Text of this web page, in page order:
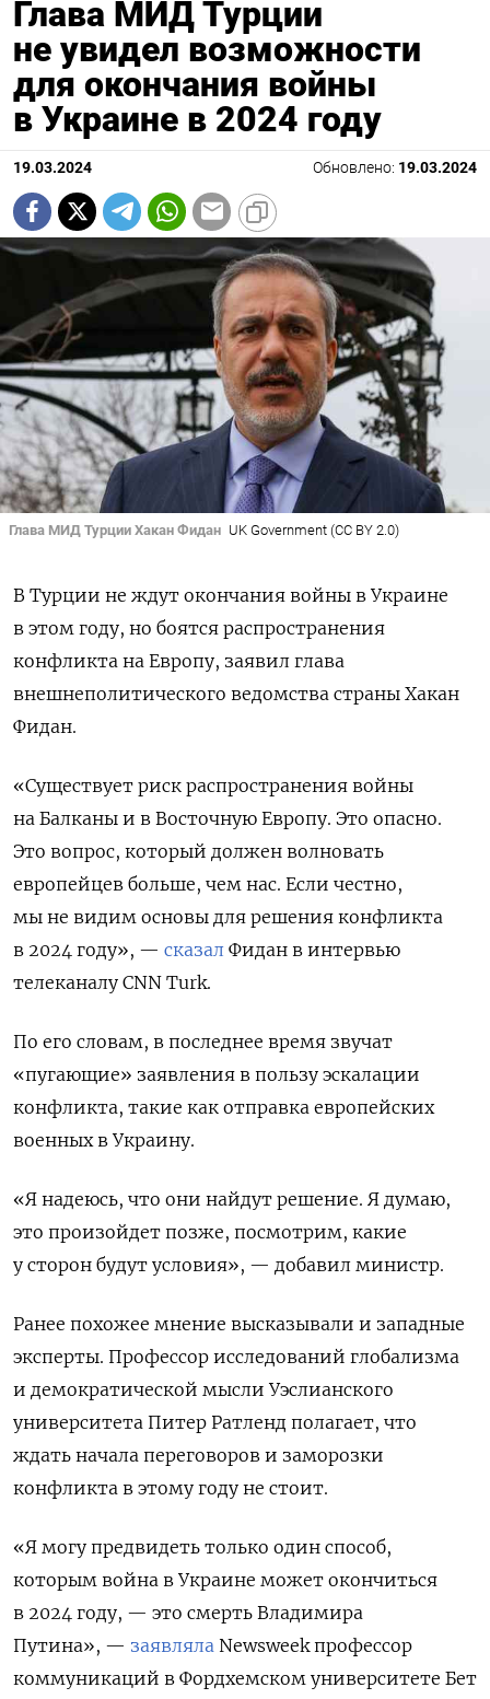
Глава МИД Турции
не увидел возможности
для окончания войны
в Украине в 2024 году
19.03.2024 Обновлено: 19.03.2024
Глава МИД Турции Хакан Фидан UK Government (CC BY 2.0)
В Турции не ждут окончания войны в Украине
в этом году, но боятся распространения
конфликта на Европу, заявил глава
внешнеполитического ведомства страны Хакан
Фидан.
«Существует риск распространения войны
на Балканы и в Восточную Европу. Это опасно.
Это вопрос, который должен волновать
европейцев больше, чем нас. Если честно,
мы не видим основы для решения конфликта
в 2024 году», — сказал Фидан в интервью
телеканалу CNN Turk.
По его словам, в последнее время звучат
«пугающие» заявления в пользу эскалации
конфликта, такие как отправка европейских
военных в Украину.
«Я надеюсь, что они найдут решение. Я думаю,
это произойдет позже, посмотрим, какие
у сторон будут условия», — добавил министр.
Ранее похожее мнение высказывали и западные
эксперты. Профессор исследований глобализма
и демократической мысли Уэслианского
университета Питер Ратленд полагает, что
ждать начала переговоров и заморозки
конфликта в этому году не стоит.
«Я могу предвидеть только один способ,
которым война в Украине может окончиться
в 2024 году, — это смерть Владимира
Путина», — заявляла Newsweek профессор
коммуникаций в Фордхемском университете Бет